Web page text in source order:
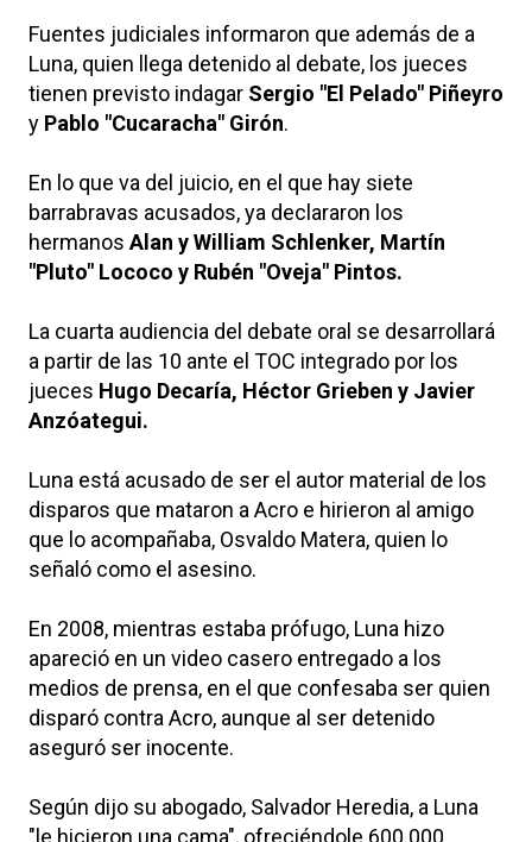
Fuentes judiciales informaron que además de a
Luna, quien llega detenido al debate, los jueces
tienen previsto indagar Sergio "El Pelado" Piñeyro
y Pablo "Cucaracha" Girón.
En lo que va del juicio, en el que hay siete
barrabravas acusados, ya declararon los
hermanos Alan y William Schlenker, Martín
"Pluto" Lococo y Rubén "Oveja" Pintos.
La cuarta audiencia del debate oral se desarrollará
a partir de las 10 ante el TOC integrado por los
jueces Hugo Decaría, Héctor Grieben y Javier
Anzóategui.
Luna está acusado de ser el autor material de los
disparos que mataron a Acro e hirieron al amigo
que lo acompañaba, Osvaldo Matera, quien lo
señaló como el asesino.
En 2008, mientras estaba prófugo, Luna hizo
apareció en un video casero entregado a los
medios de prensa, en el que confesaba ser quien
disparó contra Acro, aunque al ser detenido
aseguró ser inocente.
Según dijo su abogado, Salvador Heredia, a Luna
"le hicieron una cama", ofreciéndole 600.000